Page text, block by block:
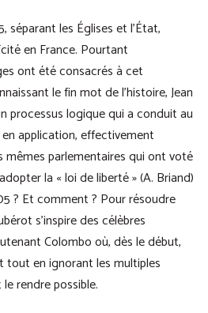
séparant les Églises et l’État,
en France. Pourtant
ont été consacrés à cet
le fin mot de l’histoire, Jean
processus logique qui a conduit au
application, effectivement
mêmes parlementaires qui ont voté
la « loi de liberté » (A. Briand)
? Et comment ? Pour résoudre
s’inspire des célèbres
Colombo où, dès le début,
en ignorant les multiples
rendre possible.